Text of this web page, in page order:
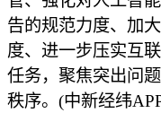
告的规范力度、加
度、进一步压实互
任务，聚焦突出问
秩序。(中新经纬